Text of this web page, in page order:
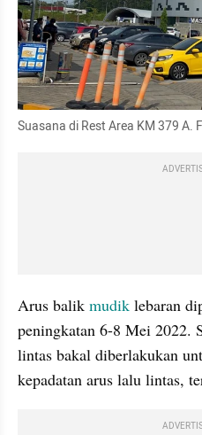
Suasana di Rest Area KM 379
Arus balik mudik lebaran
peningkatan 6-8 Mei 2022.
lintas bakal diberlakukan
kepadatan arus lalu lintas,